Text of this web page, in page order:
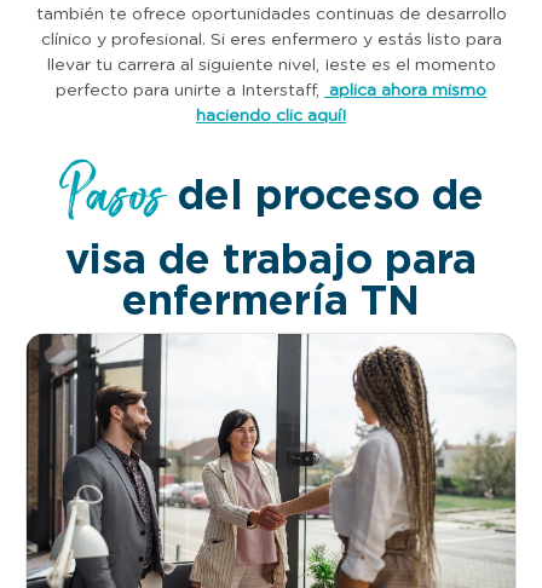
también te ofrece oportunidades continuas de desarrollo
clínico y profesional. Si eres enfermero y estás listo para
llevar tu carrera al siguiente nivel, ¡este es el momento
perfecto para unirte a Interstaff,
aplica ahora mismo
haciendo clic aquí!
Pasosdel proceso de
visa de trabajo para
enfermería TN